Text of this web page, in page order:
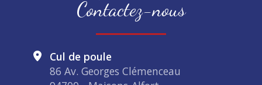
Contactez-nous
Cul de poule
86 Av. Georges Clémenceau